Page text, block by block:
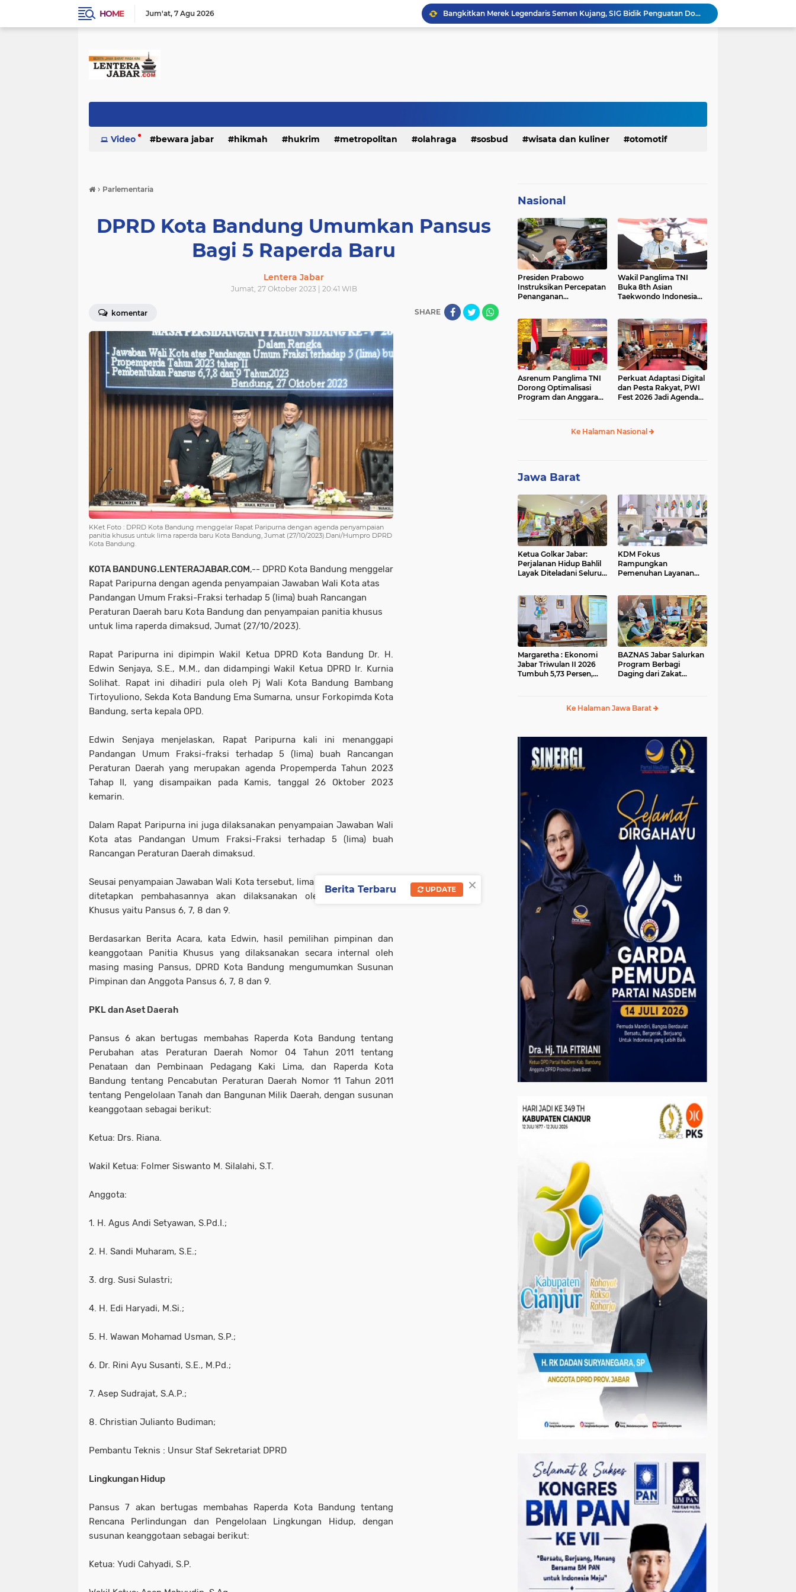
HOME Jum'at 7 Agu 2026 Bangkitkan Merek Legendaris Semen Kujang, SIG Bidik Penguatan Dominasi Pasar Jawa BaratKetua Golkar Jabar: Perjalanan Hidup Bahlil Layak Diteladani Seluruh Kader Partai
Serda Muhammad Raihan Fadhila Raih Emas pada 8th Asian Taekwondo Indonesia Open Championship 2026
Video bewara jabar hikmah hukrim metropolitan olahraga sosbud wisata dan kuliner otomotif
› Parlementaria
DPRD Kota Bandung Umumkan Pansus
Bagi 5 Raperda Baru
Lentera Jabar
Jumat, 27 Oktober 2023 | 20:41 WIB
komentar SHARE
KKet Foto : DPRD Kota Bandung menggelar Rapat Paripurna dengan agenda penyampaian
panitia khusus untuk lima raperda baru Kota Bandung, Jumat (27/10/2023).Dani/Humpro DPRD
Kota Bandung.
KOTA BANDUNG.LENTERAJABAR.COM,-- DPRD Kota Bandung menggelar
Rapat Paripurna dengan agenda penyampaian Jawaban Wali Kota atas
Pandangan Umum Fraksi-Fraksi terhadap 5 (lima) buah Rancangan
Peraturan Daerah baru Kota Bandung dan penyampaian panitia khusus
untuk lima raperda dimaksud, Jumat (27/10/2023).
Rapat Paripurna ini dipimpin Wakil Ketua DPRD Kota Bandung Dr. H.
Edwin Senjaya, S.E., M.M., dan didampingi Wakil Ketua DPRD Ir. Kurnia
Solihat. Rapat ini dihadiri pula oleh Pj Wali Kota Bandung Bambang
Tirtoyuliono, Sekda Kota Bandung Ema Sumarna, unsur Forkopimda Kota
Bandung, serta kepala OPD.
Edwin Senjaya menjelaskan, Rapat Paripurna kali ini menanggapi
Pandangan Umum Fraksi-fraksi terhadap 5 (lima) buah Rancangan
Peraturan Daerah yang merupakan agenda Propemperda Tahun 2023
Tahap II, yang disampaikan pada Kamis, tanggal 26 Oktober 2023
kemarin.
Dalam Rapat Paripurna ini juga dilaksanakan penyampaian Jawaban Wali
Kota atas Pandangan Umum Fraksi-Fraksi terhadap 5 (lima) buah
Rancangan Peraturan Daerah dimaksud.
Seusai penyampaian Jawaban Wali Kota tersebut, lima Raperda dimaksud
ditetapkan pembahasannya akan dilaksanakan oleh empat Panitia
Khusus yaitu Pansus 6, 7, 8 dan 9.
Berdasarkan Berita Acara, kata Edwin, hasil pemilihan pimpinan dan
keanggotaan Panitia Khusus yang dilaksanakan secara internal oleh
masing masing Pansus, DPRD Kota Bandung mengumumkan Susunan
Pimpinan dan Anggota Pansus 6, 7, 8 dan 9.
PKL dan Aset Daerah
Pansus 6 akan bertugas membahas Raperda Kota Bandung tentang
Perubahan atas Peraturan Daerah Nomor 04 Tahun 2011 tentang
Penataan dan Pembinaan Pedagang Kaki Lima, dan Raperda Kota
Bandung tentang Pencabutan Peraturan Daerah Nomor 11 Tahun 2011
tentang Pengelolaan Tanah dan Bangunan Milik Daerah, dengan susunan
keanggotaan sebagai berikut:
Ketua: Drs. Riana.
Wakil Ketua: Folmer Siswanto M. Silalahi, S.T.
Anggota:
1. H. Agus Andi Setyawan, S.Pd.I.;
2. H. Sandi Muharam, S.E.;
3. drg. Susi Sulastri;
4. H. Edi Haryadi, M.Si.;
5. H. Wawan Mohamad Usman, S.P.;
6. Dr. Rini Ayu Susanti, S.E., M.Pd.;
7. Asep Sudrajat, S.A.P.;
8. Christian Julianto Budiman;
Pembantu Teknis : Unsur Staf Sekretariat DPRD
Lingkungan Hidup
Pansus 7 akan bertugas membahas Raperda Kota Bandung tentang
Rencana Perlindungan dan Pengelolaan Lingkungan Hidup, dengan
susunan keanggotaan sebagai berikut:
Ketua: Yudi Cahyadi, S.P.
Nasional
Presiden Prabowo
Instruksikan Percepatan
Penanganan
BBM
Wakil Panglima TNI
Buka 8th Asian
Taekwondo Indonesia
Asrenum Panglima TNI
Dorong Optimalisasi
Program dan Anggaran
Perkuat Adaptasi Digital
dan Pesta Rakyat, PWI
Fest 2026 Jadi Agenda
Ke Halaman Nasional
Jawa Barat
Ketua Golkar Jabar:
Perjalanan Hidup Bahlil
Layak Diteladani Seluruh
KDM Fokus
Rampungkan
Pemenuhan Layanan
Margaretha : Ekonomi
Jabar Triwulan II 2026
Tumbuh 5,73 Persen,
BAZNAS Jabar Salurkan
Program Berbagi
Daging dari Zakat
Ke Halaman Jawa Barat
×
Berita Terbaru UPDATE